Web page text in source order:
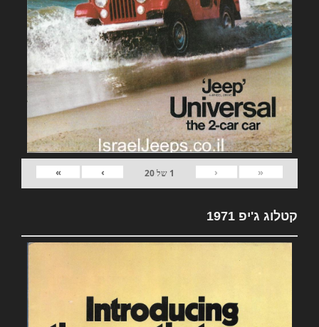
«
‹
1 של20
›
»
קטלוג ג'יפ 1971